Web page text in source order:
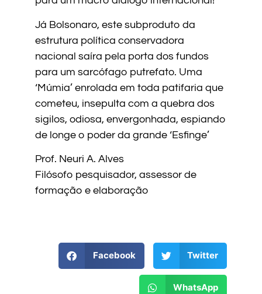
Já Bolsonaro, este subproduto da
estrutura política conservadora
nacional saíra pela porta dos fundos
para um sarcófago putrefato. Uma
‘Múmia’ enrolada em toda patifaria que
cometeu, insepulta com a quebra dos
sigilos, odiosa, envergonhada, espiando
de longe o poder da grande ‘Esfinge’
Prof. Neuri A. Alves
Filósofo pesquisador, assessor de
formação e elaboração
Facebook Twitter
WhatsApp